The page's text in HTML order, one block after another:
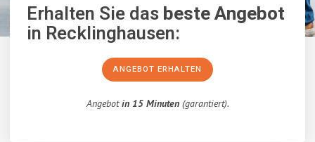
Erhalten Sie dasbeste Angebot
in Recklinghausen:
ANGEBOT ERHALTEN
Angebotin 15 Minuten(garantiert).